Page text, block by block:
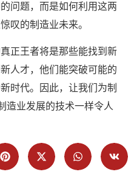
问题，而是如何利用这两
叹的制造业未来。
正王者将是那些能找到新
人才，他们能突破可能的
时代。因此，让我们为制
造业发展的技术一样令人